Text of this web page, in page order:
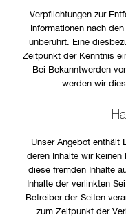
Verpflichtungen zur
Informationen nach
unberührt. Eine
Zeitpunkt der Kenntnis
Bei Bekanntwerden
werden wir
Unser Angebot enthält
deren Inhalte wir
diese fremden Inhalte
Inhalte der verlinkten
Betreiber der Seiten
zum Zeitpunkt der